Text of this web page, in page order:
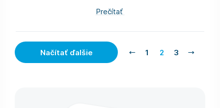
Prečítať
Načítať ďalšie 1 2 3